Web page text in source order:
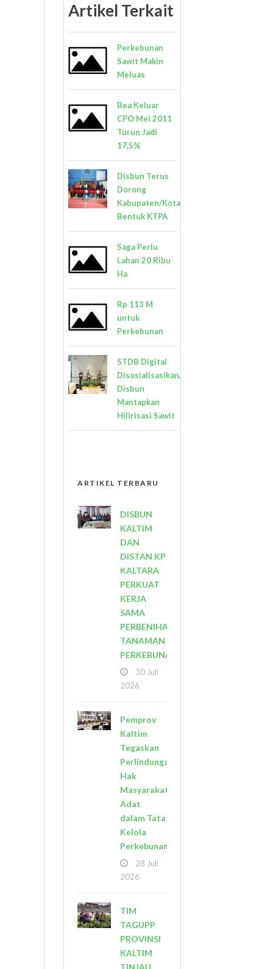
Artikel Terkait
Perkebunan
Sawit Makin
Meluas
Bea Keluar
CPO Mei 2011
Turun Jadi
17,5%
Disbun Terus
Dorong
Kabupaten/Kota
Bentuk KTPA
Saga Perlu
Lahan 20 Ribu
Ha
Rp 113 M
untuk
Perkebunan
STDB Digital
Disosialisasikan,
Disbun
Mantapkan
Hilirisasi Sawit
ARTIKEL TERBARU
DISBUN
KALTIM
DAN
DISTAN KP
KALTARA
PERKUAT
KERJA
SAMA
PERBENIHAN
TANAMAN
PERKEBUNAN
30 Juli
2026
Pemprov
Kaltim
Tegaskan
Perlindungan
Hak
Masyarakat
Adat
dalam Tata
Kelola
Perkebunan
28 Juli
2026
TIM
TAGUPP
PROVINSI
KALTIM